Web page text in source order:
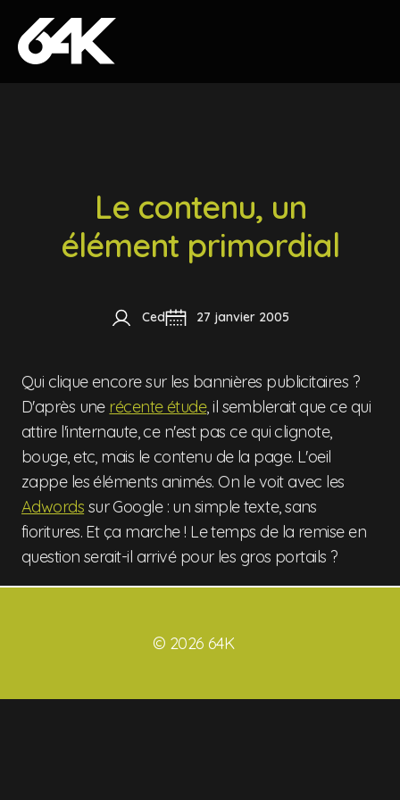
Skip to content
Le contenu, un
élément primordial
Ced 27 janvier 2005
Qui clique encore sur les bannières publicitaires ?
D'après une récente étude, il semblerait que ce qui
attire l'internaute, ce n'est pas ce qui clignote,
bouge, etc, mais le contenu de la page. L'oeil
zappe les éléments animés. On le voit avec les
Adwords sur Google : un simple texte, sans
fioritures. Et ça marche ! Le temps de la remise en
question serait-il arrivé pour les gros portails ?
© 2026 64K